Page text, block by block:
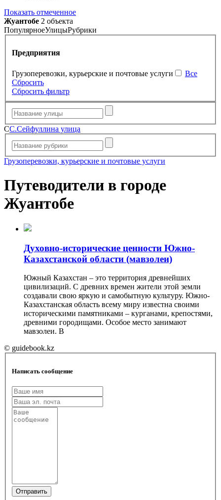
Показать отмеченное
Жуантобе 2 объекта
ПопулярноеУлицыРубрики
Предприятия
Грузоперевозки, курьерские и почтовые услуги
Все
Сбросить
Сбросить фильтр
СС.Сейфуллина улица
Грузоперевозки, курьерские и почтовые услуги
Путеводители в городе
Жуантобе
Духовно-исторические ценности Южно-
Казахстанской области (мавзолеи)
Южный Казахстан – это территория древнейших
цивилизаций. С древних времен жители этой земли
создавали свою яркую и самобытную культуру. Южно-
Казахстанская область всему миру известна своими
историческими памятниками – курганами, крепостями,
древними городищами. Особое место занимают
мавзолеи. В
© guidebook.kz
Написать сообщение
Отправить